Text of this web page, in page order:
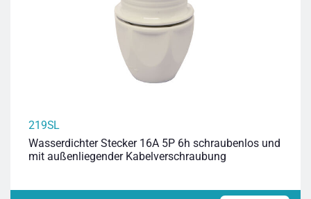
219SL
Wasserdichter Stecker 16A 5P 6h schraubenlos und
mit außenliegender Kabelverschraubung